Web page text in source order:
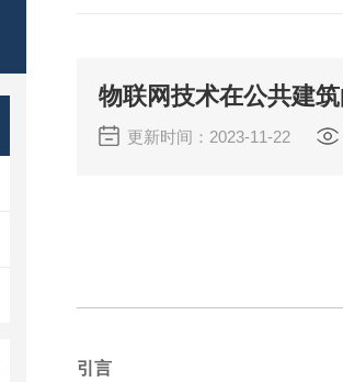
物联网技术在公共建
更新时间：2023-11-22
引言